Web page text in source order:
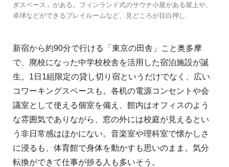
ぎスペース」がある。フィンランド式のサウナ小屋がある屋上や、
卓球などができるプレイルームなど、見どころが目白押し
新宿から約90分で行ける「東京の田舎」こと奥多摩
で、廃校になった中学校校舎を活用した宿泊施設が誕
生。1日1組限定の貸し切り宿というだけでなく、広い
コワーキングスペースも。各机の電源コンセントや会
議室として使える個室を備え、館内はオフィスのよう
な雰囲気でありながら、窓の外には校庭が見えるとい
う非日常感はほかにない。音楽室や理科室で懐かしさ
に浸るも、体育館で身体を動かすも思いのまま。気分
転換ができて仕事が捗る人も多いそう。